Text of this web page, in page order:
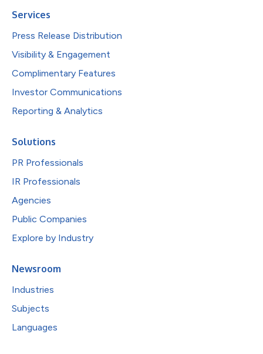
Services
Press Release Distribution
Visibility & Engagement
Complimentary Features
Investor Communications
Reporting & Analytics
Solutions
PR Professionals
IR Professionals
Agencies
Public Companies
Explore by Industry
Newsroom
Industries
Subjects
Languages